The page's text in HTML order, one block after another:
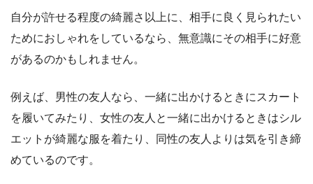
自分が許せる程度の綺麗さ以上に、相手に良く見られたい
ためにおしゃれをしているなら、無意識にその相手に好意
があるのかもしれません。
例えば、男性の友人なら、一緒に出かけるときにスカート
を履いてみたり、女性の友人と一緒に出かけるときはシル
エットが綺麗な服を着たり、同性の友人よりは気を引き締
めているのです。